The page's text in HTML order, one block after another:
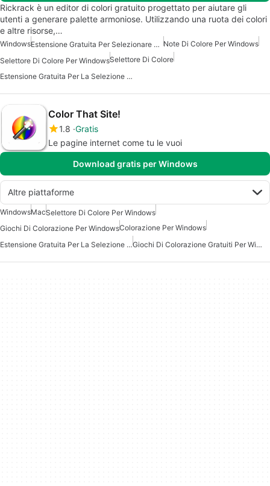
Rickrack è un editor di colori gratuito progettato per aiutare gli
utenti a generare palette armoniose. Utilizzando una ruota dei colori
e altre risorse,…
Windows Estensione Gratuita Per Selezionare Colori Note Di Colore Per Windows
Selettore Di Colore Per WindowsSelettore Di Colore
Estensione Gratuita Per La Selezione Dei Colori Per Windows
Color That Site!
1.8 Gratis
Le pagine internet come tu le vuoi
Download gratis per Windows
Altre piattaforme
WindowsMacSelettore Di Colore Per Windows
Giochi Di Colorazione Per WindowsColorazione Per Windows
Estensione Gratuita Per La Selezione Dei Colori Per Windows
Giochi Di Colorazione Gratuiti Per Windows